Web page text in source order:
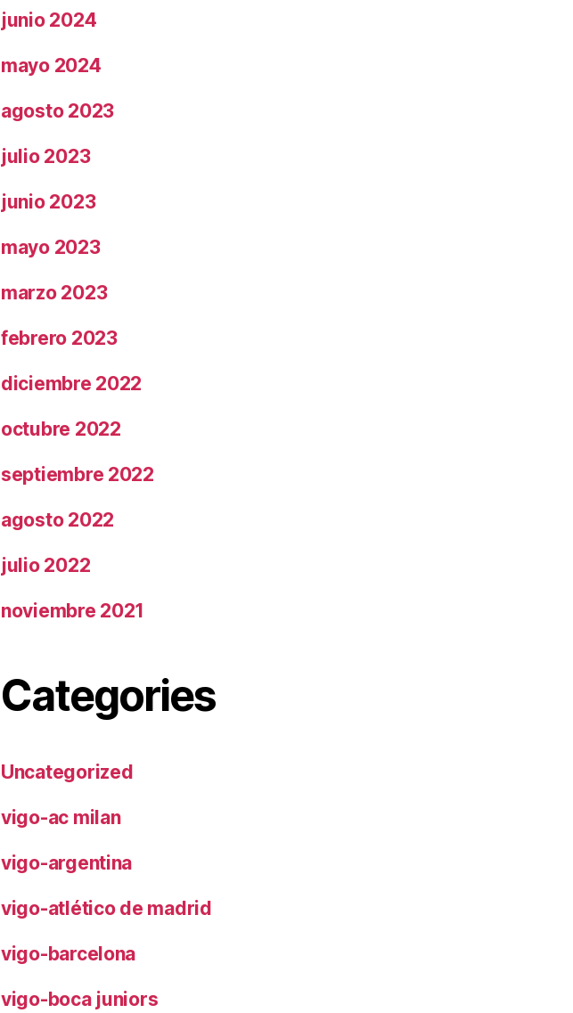
junio 2024
mayo 2024
agosto 2023
julio 2023
junio 2023
mayo 2023
marzo 2023
febrero 2023
diciembre 2022
octubre 2022
septiembre 2022
agosto 2022
julio 2022
noviembre 2021
Categories
Uncategorized
vigo-ac milan
vigo-argentina
vigo-atlético de madrid
vigo-barcelona
vigo-boca juniors